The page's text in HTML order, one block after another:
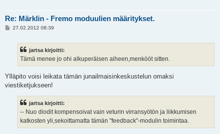
Re: Märklin - Fremo moduulien määritykset.
V27.02.2012 08:39
jartsa kirjoitti:
Tämä menee jo ohi alkuperäisen aiheen,menkööt sitten.
Ylläpito voisi leikata tämän junailmaisinkeskustelun omaksi
viestiketjukseen!
jartsa kirjoitti:
-- Nuo diodit kompensoivat vain veturin virransyötön ja liikkumisen
katkosten yli,sekoittamatta tämän "feedback"-modulin toimintaa.